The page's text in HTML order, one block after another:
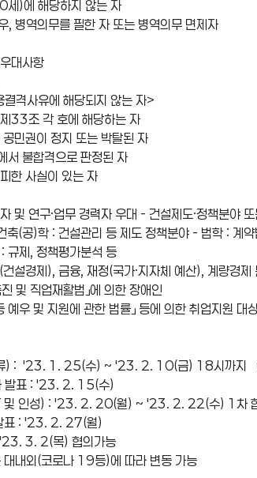
)에 해당하지 않는 자
병역의무를 필한 자 또는 병역의무 면제자
대사항
격사유에 해당되지 않는 자>
33조 각 호에 해당하는 자
민권이 정지 또는 박탈된 자
서 불합격으로 판정된 자
한 사실이 있는 자
및 연구·업무 경력자 우대 - 건설제도·정책분야
축(공)학 : 건설관리 등 제도 정책분야 - 법학 : 계
규제, 정책평가분석 등
설경제), 금융, 재정(국가·지자체 예산), 계량경제
진 및 직업재활법」에 의한 장애인
예우 및 지원에 관한 법률」 등에 의한 취업지원 대
) : ′23. 1. 25(수) ~ ′23. 2. 10(금) 18시까지
발표 : ′23. 2. 15(수)
인성) : ′23. 2. 20(월) ~ ′23. 2. 22(수) 1차
표 : ′23. 2. 27(월)
3. 2(목) 협의가능
내외(코로나 19등)에 따라 변동 가능